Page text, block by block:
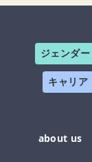
ジェンダー
キャリア
about us